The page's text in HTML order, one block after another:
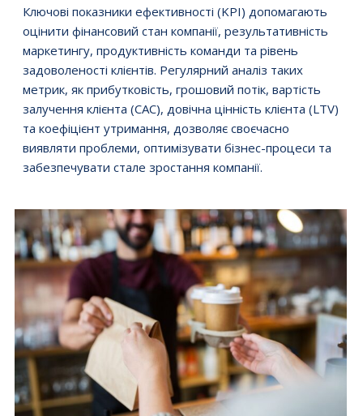
Ключові показники ефективності (KPI) допомагають
оцінити фінансовий стан компанії, результативність
маркетингу, продуктивність команди та рівень
задоволеності клієнтів. Регулярний аналіз таких
метрик, як прибутковість, грошовий потік, вартість
залучення клієнта (CAC), довічна цінність клієнта (LTV)
та коефіцієнт утримання, дозволяє своєчасно
виявляти проблеми, оптимізувати бізнес-процеси та
забезпечувати стале зростання компанії.